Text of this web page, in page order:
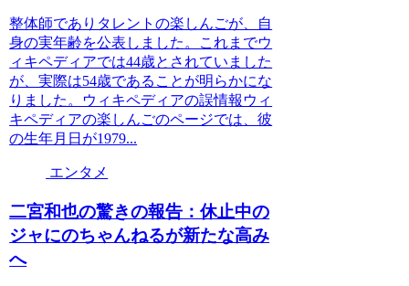
整体師でありタレントの楽しんごが、自
身の実年齢を公表しました。これまでウ
ィキペディアでは44歳とされていました
が、実際は54歳であることが明らかにな
りました。ウィキペディアの誤情報ウィ
キペディアの楽しんごのページでは、彼
の生年月日が1979...
エンタメ
二宮和也の驚きの報告：休止中の
ジャにのちゃんねるが新たな高み
へ